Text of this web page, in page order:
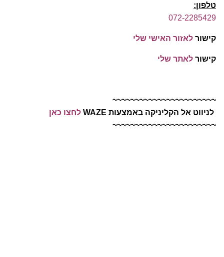
טלפון:
072-2285429
קישור לאזור האישי שלי
קישורלאתר שלי
~~~~~~~~~~~~~~~~~~~~~~~
לניווט אל הקליניקה באמצעות WAZE
לחצו כאן
~~~~~~~~~~~~~~~~~~~~~~~